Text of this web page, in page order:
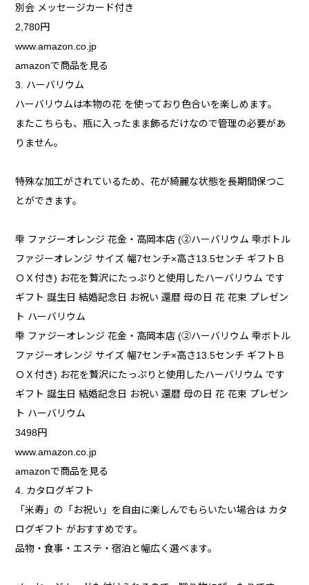
別会 メッセージカード付き
2,780円
www.amazon.co.jp
amazonで商品を見る
3. ハーバリウム
ハーバリウムは本物の花 を使っており色合いを楽しめます。
またこちらも、瓶に入ったまま飾るだけなので管理の必要があ
りません。
特殊な加工がされているため、花が綺麗な状態を長期間保つこ
とができます。
雫 ファジーオレンジ 花金・高岡本店 (②ハーバリウム 雫ボトル
ファジーオレンジ サイズ 幅7センチ×高さ13.5センチ ギフトＢ
ＯＸ付き) お花を贅沢にたっぷりと使用したハーバリウム です
ギフト 誕生日 結婚記念日 お祝い 還暦 母の日 花 花束 プレゼン
ト ハーバリウム
雫 ファジーオレンジ 花金・高岡本店 (②ハーバリウム 雫ボトル
ファジーオレンジ サイズ 幅7センチ×高さ13.5センチ ギフトＢ
ＯＸ付き) お花を贅沢にたっぷりと使用したハーバリウム です
ギフト 誕生日 結婚記念日 お祝い 還暦 母の日 花 花束 プレゼン
ト ハーバリウム
3498円
www.amazon.co.jp
amazonで商品を見る
4. カタログギフト
「米寿」の「お祝い」を自由に楽しんでもらいたい場合は カタ
ログギフト がおすすめです。
品物・食事・エステ・宿泊と幅広く選べます。